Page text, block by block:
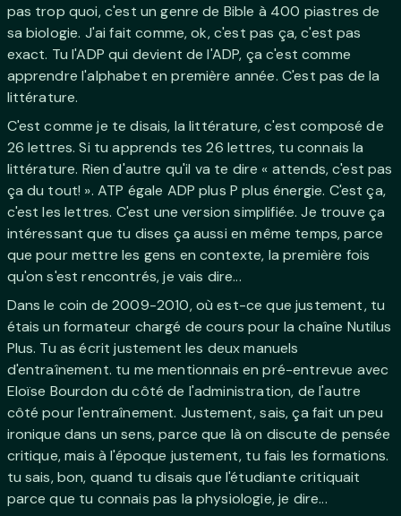
pas trop quoi, c'est un genre de Bible à 400 piastres de
sa biologie. J'ai fait comme, ok, c'est pas ça, c'est pas
exact. Tu l'ADP qui devient de l'ADP, ça c'est comme
apprendre l'alphabet en première année. C'est pas de la
littérature.
C'est comme je te disais, la littérature, c'est composé de
26 lettres. Si tu apprends tes 26 lettres, tu connais la
littérature. Rien d'autre qu'il va te dire « attends, c'est pas
ça du tout! ». ATP égale ADP plus P plus énergie. C'est ça,
c'est les lettres. C'est une version simplifiée. Je trouve ça
intéressant que tu dises ça aussi en même temps, parce
que pour mettre les gens en contexte, la première fois
qu'on s'est rencontrés, je vais dire...
Dans le coin de 2009-2010, où est-ce que justement, tu
étais un formateur chargé de cours pour la chaîne Nutilus
Plus. Tu as écrit justement les deux manuels
d'entraînement. tu me mentionnais en pré-entrevue avec
Eloïse Bourdon du côté de l'administration, de l'autre
côté pour l'entraînement. Justement, sais, ça fait un peu
ironique dans un sens, parce que là on discute de pensée
critique, mais à l'époque justement, tu fais les formations.
tu sais, bon, quand tu disais que l'étudiante critiquait
parce que tu connais pas la physiologie, je dire...